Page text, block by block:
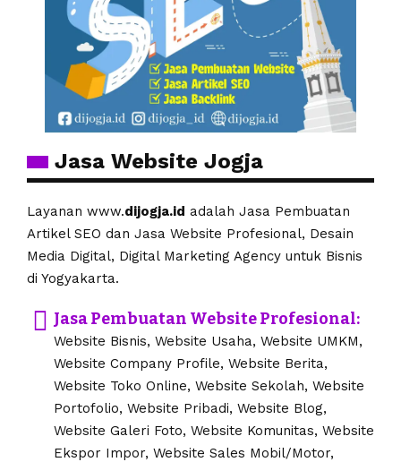
Jasa Website Jogja
Layanan www.dijogja.id adalah Jasa Pembuatan
Artikel SEO dan Jasa Website Profesional, Desain
Media Digital, Digital Marketing Agency untuk Bisnis
di Yogyakarta.
Jasa Pembuatan Website Profesional:
Website Bisnis, Website Usaha, Website UMKM,
Website Company Profile, Website Berita,
Website Toko Online, Website Sekolah, Website
Portofolio, Website Pribadi, Website Blog,
Website Galeri Foto, Website Komunitas, Website
Ekspor Impor, Website Sales Mobil/Motor,